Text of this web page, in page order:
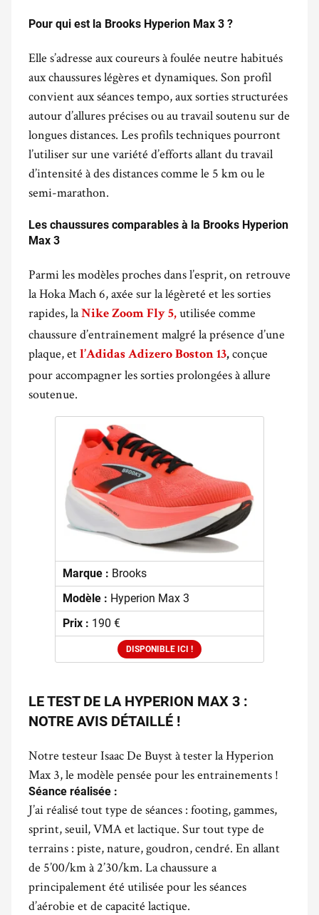
Pour qui est la Brooks Hyperion Max 3 ?
Elle s’adresse aux coureurs à foulée neutre habitués
aux chaussures légères et dynamiques. Son profil
convient aux séances tempo, aux sorties structurées
autour d’allures précises ou au travail soutenu sur de
longues distances. Les profils techniques pourront
l’utiliser sur une variété d’efforts allant du travail
d’intensité à des distances comme le 5 km ou le
semi-marathon.
Les chaussures comparables à la Brooks Hyperion
Max 3
Parmi les modèles proches dans l’esprit, on retrouve
la Hoka Mach 6, axée sur la légèreté et les sorties
rapides, laNike Zoom Fly 5, utilisée comme
chaussure d’entraînement malgré la présence d’une
plaque, et l’Adidas Adizero Boston 13, conçue
pour accompagner les sorties prolongées à allure
soutenue.
Marque : Brooks
Modèle : Hyperion Max 3
Prix : 190 €
DISPONIBLE ICI !
LE TEST DE LA HYPERION MAX 3 :
NOTRE AVIS DÉTAILLÉ !
Notre testeur Isaac De Buyst à tester la Hyperion
Max 3, le modèle pensée pour les entrainements !
Séance réalisée :
J’ai réalisé tout type de séances : footing, gammes,
sprint, seuil, VMA et lactique. Sur tout type de
terrains : piste, nature, goudron, cendré. En allant
de 5’00/km à 2’30/km. La chaussure a
principalement été utilisée pour les séances
d’aérobie et de capacité lactique.